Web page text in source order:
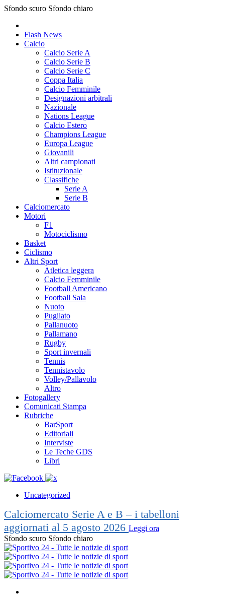
Sfondo scuro Sfondo chiaro
Flash News
Calcio
Calcio Serie A
Calcio Serie B
Calcio Serie C
Coppa Italia
Calcio Femminile
Designazioni arbitrali
Nazionale
Nations League
Calcio Estero
Champions League
Europa League
Giovanili
Altri campionati
Istituzionale
Classifiche
Serie A
Serie B
Calciomercato
Motori
F1
Motociclismo
Basket
Ciclismo
Altri Sport
Atletica leggera
Calcio Femminile
Football Americano
Football Sala
Nuoto
Pugilato
Pallanuoto
Pallamano
Rugby
Sport invernali
Tennis
Tennistavolo
Volley/Pallavolo
Altro
Fotogallery
Comunicati Stampa
Rubriche
BarSport
Editoriali
Interviste
Le Teche GDS
Libri
Uncategorized
Calciomercato Serie A e B – i tabelloni
aggiornati al 5 agosto 2026 Leggi ora
Sfondo scuro Sfondo chiaro